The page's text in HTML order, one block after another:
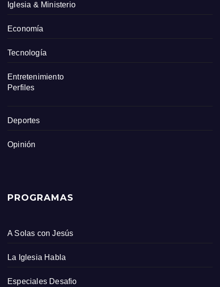
Iglesia & Ministerio
Economía
Tecnología
Entretenimiento
Perfiles
Deportes
Opinión
PROGRAMAS
A Solas con Jesús
La Iglesia Habla
Especiales Desafio